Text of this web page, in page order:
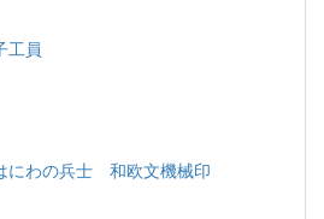
工員
にわの兵士 和欧文機械印